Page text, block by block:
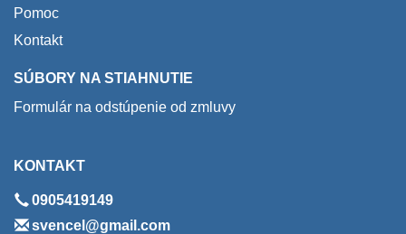
Pomoc
Kontakt
SÚBORY NA STIAHNUTIE
Formulár na odstúpenie od zmluvy
KONTAKT
0905419149
svencel@gmail.com